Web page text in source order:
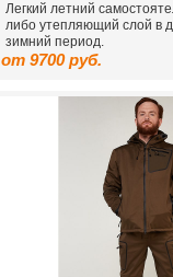
Легкий летний
либо утепляющий слой в
зимний период.
от 9700 руб.